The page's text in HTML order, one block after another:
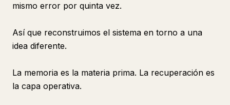
mismo error por quinta vez.
Así que reconstruimos el sistema en torno a una
idea diferente.
La memoria es la materia prima. La recuperación es
la capa operativa.